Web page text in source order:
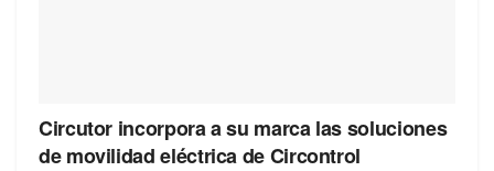
Circutor incorpora a su marca las soluciones
de movilidad eléctrica de Circontrol